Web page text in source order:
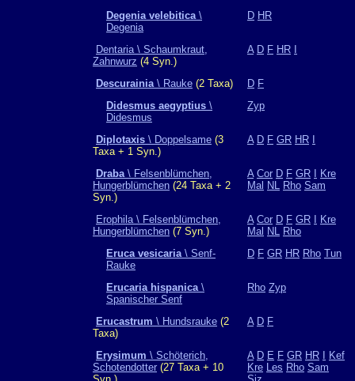
Degenia velebitica\
Degenia
D HR
Dentaria \ Schaumkraut,
Zahnwurz (4 Syn.)
A D F HR
Descurainia\ Rauke (2 Taxa) D F
Didesmus aegyptius \
Didesmus
Zyp
Diplotaxis \ Doppelsame (3
Taxa + 1 Syn.)
A D F GR HR
Draba\ Felsenblümchen,
Hungerblümchen (24 Taxa + 2
Syn.)
A Cor D F GR
Kre
Mal NL Rho Sam
Erophila \ Felsenblümchen,
Hungerblümchen (7 Syn.)
A Cor D F GR
Kre
Mal NL Rho
Eruca vesicaria\ Senf-
Rauke
D F GR HR Rho Tun
Erucaria hispanica\
Spanischer Senf
Rho Zyp
Erucastrum \ Hundsrauke (2
Taxa)
A D F
Erysimum \ Schöterich,
Schotendotter (27 Taxa + 10
A D E F GR HR
Kef
Kre Les Rho Sam